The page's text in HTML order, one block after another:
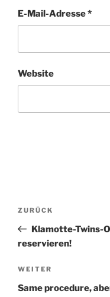
E-Mail-Adresse*
Website
Vorheriger
Beitrag
ZURÜCK
Klamotte-Twins-
reservieren!
Nächster
Beitrag
WEITER
Same procedure,